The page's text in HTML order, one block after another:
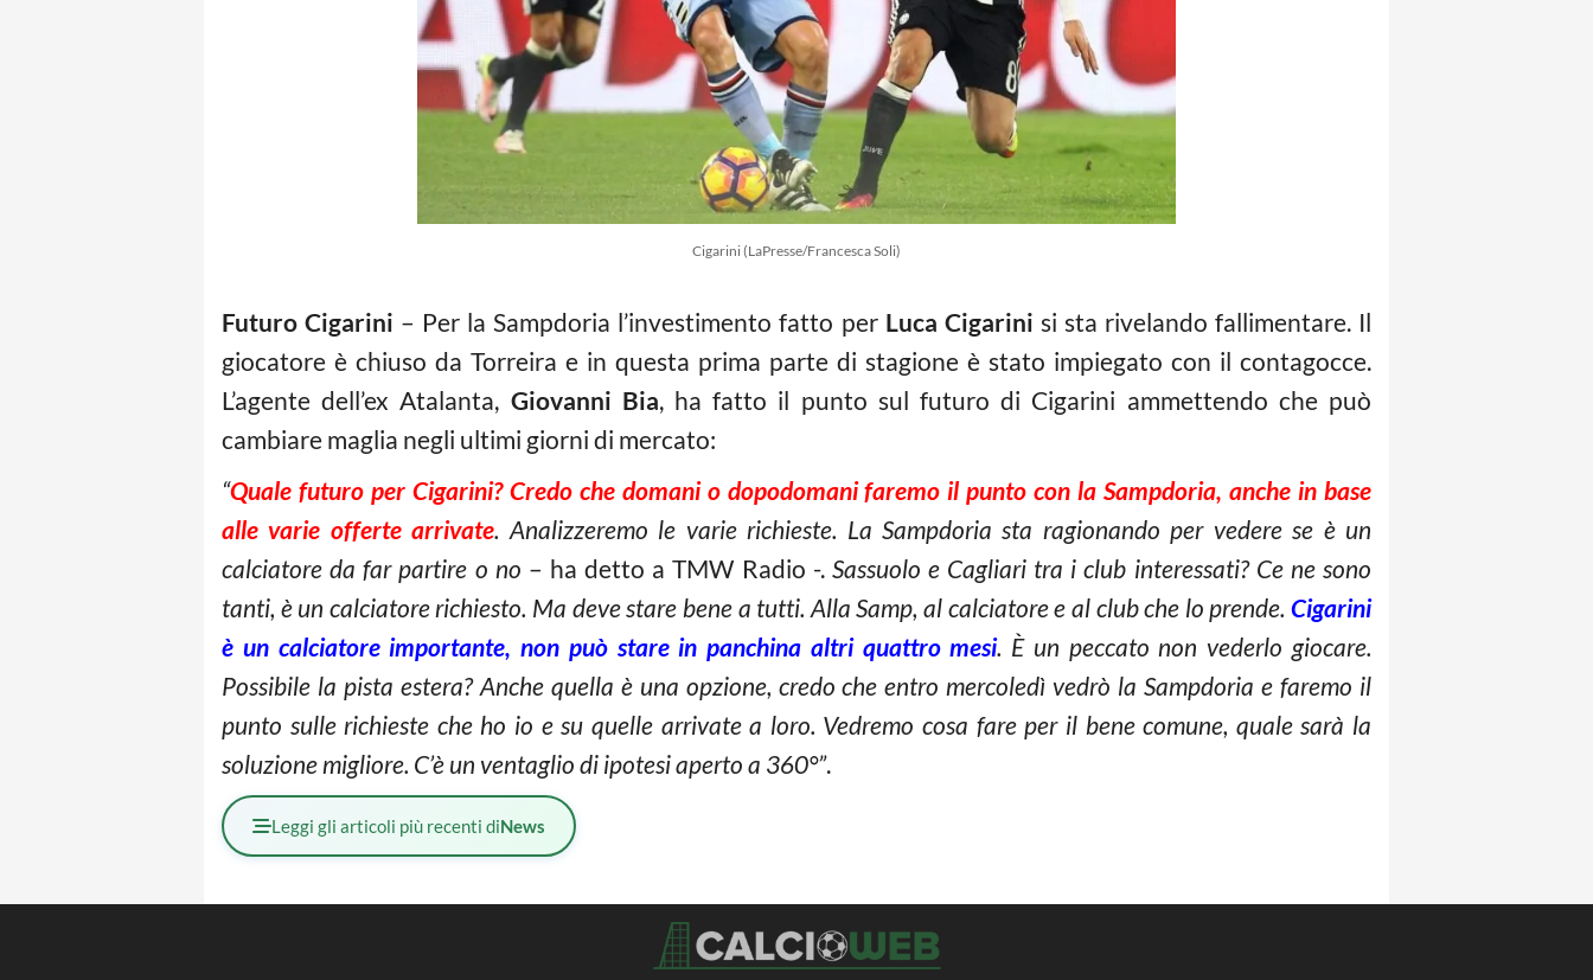
Cigarini (LaPresse/Francesca Soli)
Futuro Cigarini – Per la Sampdoria l’investimento fatto perLuca Cigarini si sta rivelando fallimentare. Il
giocatore è chiuso da Torreira e in questa prima parte di stagione è stato impiegato con il contagocce.
L’agente dell’ex Atalanta, Giovanni Bia, ha fatto il punto sul futuro di Cigarini ammettendo che può
cambiare maglia negli ultimi giorni di mercato:
“Quale futuro per Cigarini? Credo che domani o dopodomani faremo il punto con la Sampdoria, anche in base
alle varie offerte arrivate. Analizzeremo le varie richieste. La Sampdoria sta ragionando per vedere se è un
calciatore da far partire o no – ha detto a TMW Radio -. Sassuolo e Cagliari tra i club interessati? Ce ne sono
tanti, è un calciatore richiesto. Ma deve stare bene a tutti. Alla Samp, al calciatore e al club che lo prende. Cigarini
è un calciatore importante, non può stare in panchina altri quattro mesi. È un peccato non vederlo giocare.
Possibile la pista estera? Anche quella è una opzione, credo che entro mercoledì vedrò la Sampdoria e faremo il
punto sulle richieste che ho io e su quelle arrivate a loro. Vedremo cosa fare per il bene comune, quale sarà la
soluzione migliore. C’è un ventaglio di ipotesi aperto a 360°”.
Leggi gli articoli più recenti diNews